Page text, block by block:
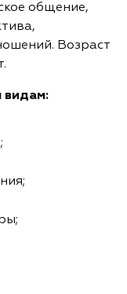
общение,
Возраст
видам: